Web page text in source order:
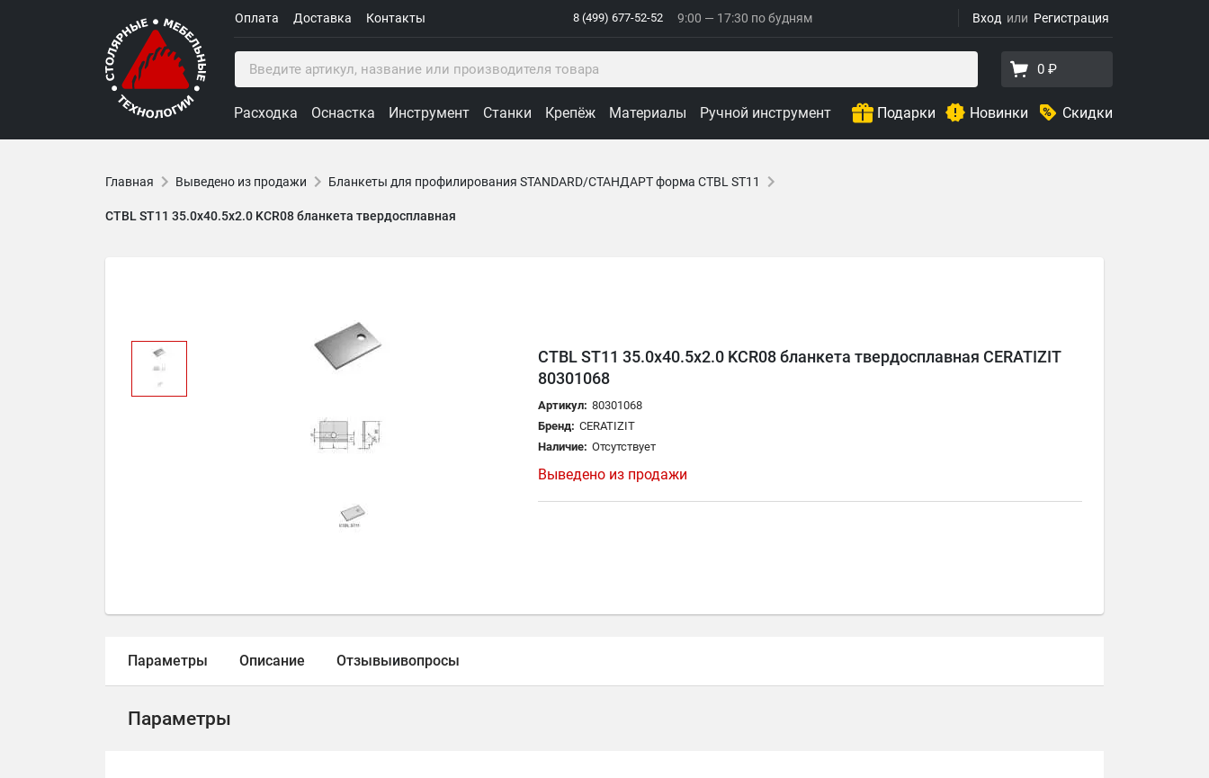
Оплата Доставка Контакты Вход Регистрация
8 (499) 677-52-52 9:00 — 17:30 по будням
0 ₽
Расходка Оснастка Инструмент Станки Крепёж Материалы Ручной инструмент Подарки Новинки Скидки
Главная Выведено из продажи Бланкеты для профилирования STANDARD/СТАНДАРТ форма CTBL ST11
CTBL ST11 35.0x40.5x2.0 KCR08 бланкета твердосплавная
CTBL ST11 35.0x40.5x2.0 KCR08 бланкета твердосплавная CERATIZIT
80301068
Артикул: 80301068
Бренд: CERATIZIT
Наличие: Отсутствует
Выведено из продажи
Параметры Описание Отзывыивопросы
Параметры